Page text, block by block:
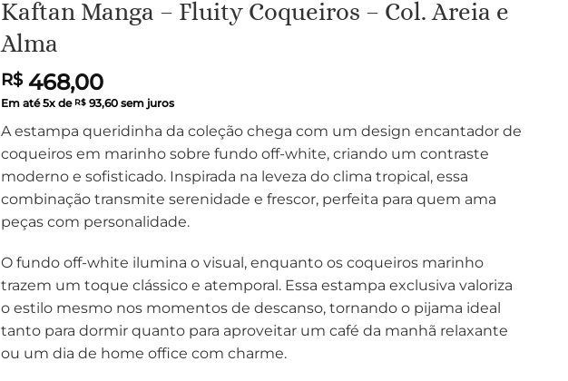
Kaftan Manga – Fluity Coqueiros – Col. Areia e
Alma
R$468,00
Em até5x de R$ 93,60 sem juros
A estampa queridinha da coleção chega com um design encantador de
coqueiros em marinho sobre fundo off-white, criando um contraste
moderno e sofisticado. Inspirada na leveza do clima tropical, essa
combinação transmite serenidade e frescor, perfeita para quem ama
peças com personalidade.
O fundo off-white ilumina o visual, enquanto os coqueiros marinho
trazem um toque clássico e atemporal. Essa estampa exclusiva valoriza
o estilo mesmo nos momentos de descanso, tornando o pijama ideal
tanto para dormir quanto para aproveitar um café da manhã relaxante
ou um dia de home office com charme.